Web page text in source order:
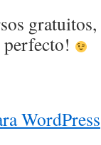
perfecto!
WordPress